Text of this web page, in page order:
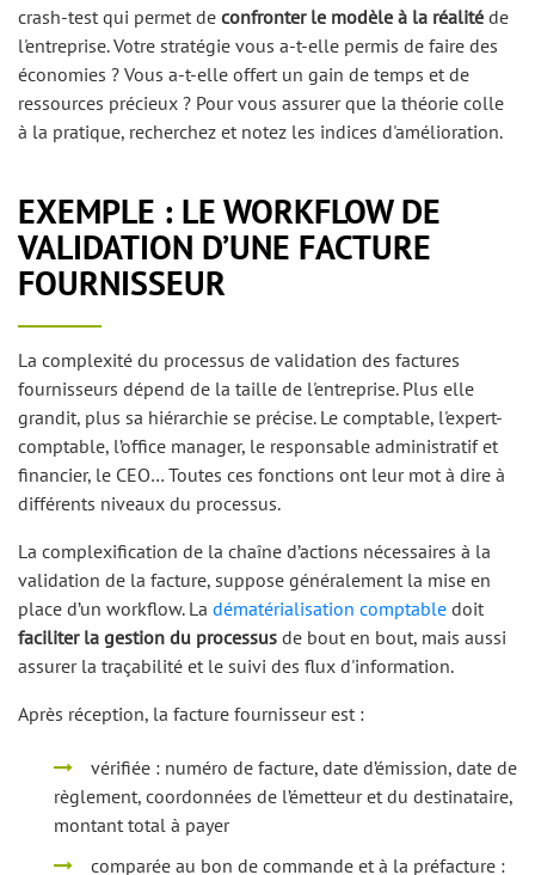
crash-test qui permet de confronter le modèle à la réalité de
l'entreprise. Votre stratégie vous a-t-elle permis de faire des
économies ? Vous a-t-elle offert un gain de temps et de
ressources précieux ? Pour vous assurer que la théorie colle
à la pratique, recherchez et notez les indices d'amélioration.
EXEMPLE : LE WORKFLOW DE
VALIDATION D’UNE FACTURE
FOURNISSEUR
La complexité du processus de validation des factures
fournisseurs dépend de la taille de l'entreprise. Plus elle
grandit, plus sa hiérarchie se précise. Le comptable, l'expert-
comptable, l’office manager, le responsable administratif et
financier, le CEO… Toutes ces fonctions ont leur mot à dire à
différents niveaux du processus.
La complexification de la chaîne d’actions nécessaires à la
validation de la facture, suppose généralement la mise en
place d’un workflow. La dématérialisation comptable doit
faciliter la gestion du processus de bout en bout, mais aussi
assurer la traçabilité et le suivi des flux d'information.
Après réception, la facture fournisseur est :
vérifiée : numéro de facture, date d’émission, date de
règlement, coordonnées de l’émetteur et du destinataire,
montant total à payer
comparée au bon de commande et à la préfacture :